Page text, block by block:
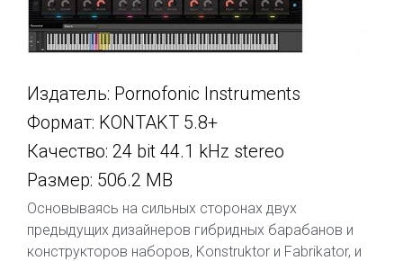
Издатель: Pornofonic Instruments
Формат: KONTAKT 5.8+
Качество: 24 bit 44.1 kHz stereo
Размер: 506.2 MB
Основываясь на сильных сторонах двух
предыдущих дизайнеров гибридных барабанов и
конструкторов наборов, Konstruktor и Fabrikator, и